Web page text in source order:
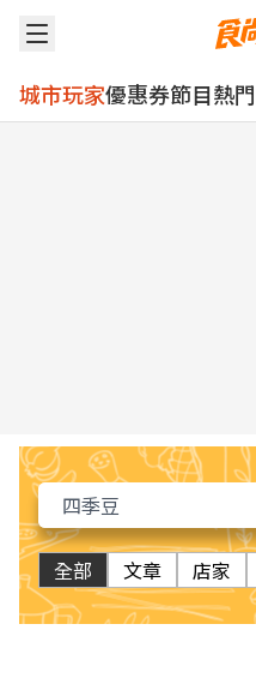
城市玩家優惠券節目熱門
全部 文章 店家